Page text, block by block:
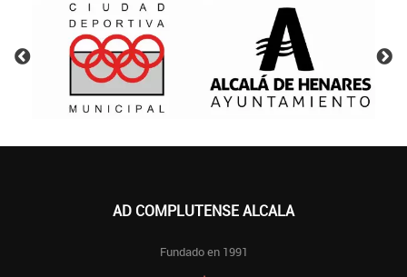
AD COMPLUTENSE ALCALA
Fundado en 1991